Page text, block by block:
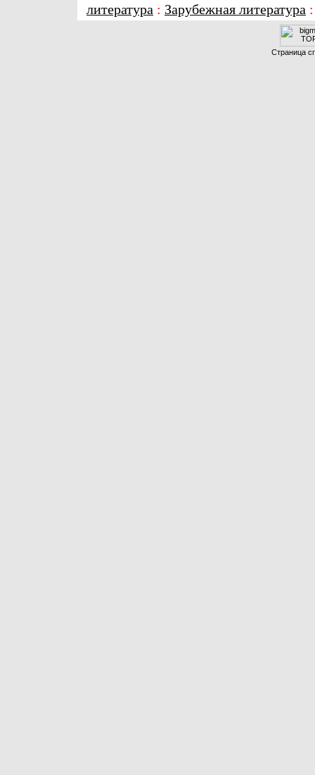
литература : Зарубежная литература
Страница